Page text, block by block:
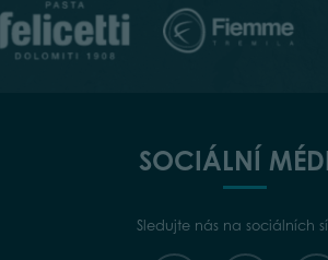
SOCIÁLNÍ
Sledujte nás na sociálních